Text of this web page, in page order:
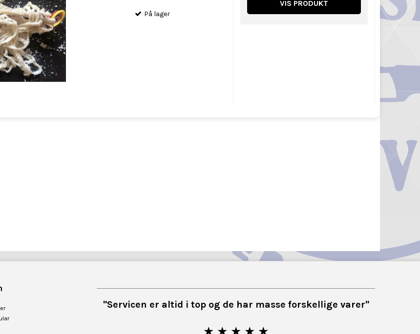
På lager
VIS PRODUKT
"Servicen er altid i top og de har masse forskellige varer"